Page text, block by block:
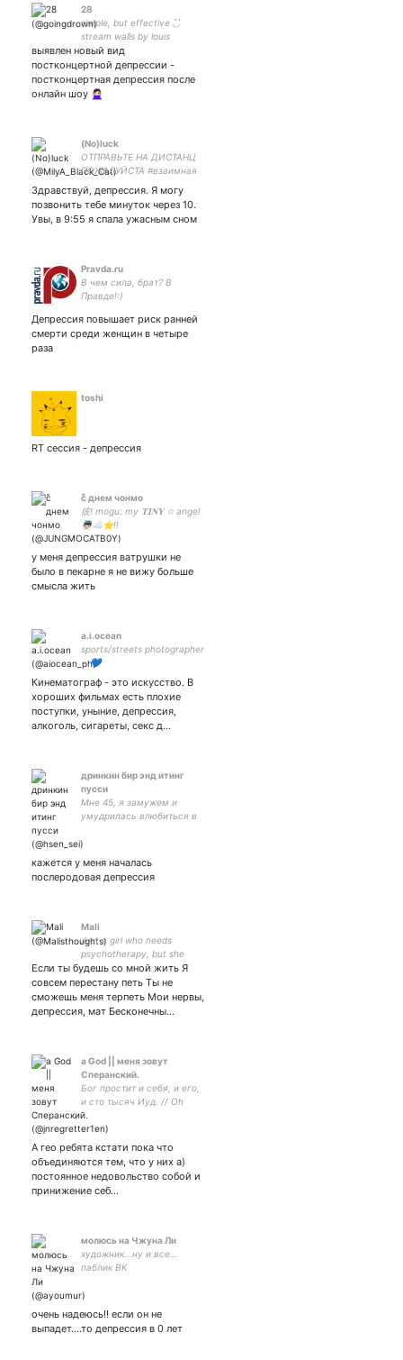
28
simple, but effective ◟̽◞̽
stream walls by louis
tomlinson
выявлен новый вид
постконцертной депрессии -
постконцертная депрессия после
онлайн шоу 🙅🏻‍♀️
(No)luck
ОТПРАВЬТЕ НА ДИСТАНЦ
ПОЖАЛУЙСТА #взаимная
закончится закрытка
Здравствуй, депрессия. Я могу
позвонить тебе минуток через 10.
Увы, в 9:55 я спала ужасным сном
Pravda.ru
В чем сила, брат? В
Правде!:)
Депрессия повышает риск ранней
смерти среди женщин в четыре
раза
toshi
RT сессия - депрессия
ًс днем чонмо
彼! mogu: my 𝐓𝐈𝐍𝐘 ✩ angel
👼🏻☁️⭐‼️
у меня депрессия ватрушки не
было в пекарне я не вижу больше
смысла жить
a.i.ocean
sports/streets photographer
~ 💙
Кинематограф - это искусство. В
хороших фильмах есть плохие
поступки, уныние, депрессия,
алкоголь, сигареты, секс д…
дринкин бир энд итинг
пусси
Мне 45, я замужем и
умудрилась влюбиться в
кажется у меня началась
послеродовая депрессия
Mali
Just a girl who needs
psychotherapy, but she
spends all her money to
survive
Если ты будешь со мной жить Я
совсем перестану петь Ты не
сможешь меня терпеть Мои нервы,
депрессия, мат Бесконечны…
a God || меня зовут
Сперанский.
Бог простит и себя, и его,
и сто тысяч Иуд. // Oh
Mondschein, keiner liebt dich
so wie ich. // やっぱりまっす
А гео ребята кстати пока что
объединяются тем, что у них а)
постоянное недовольство собой и
принижение себ…
молюсь на Чжуна Ли
художник...ну и все...
паблик ВК
очень надеюсь!! если он не
выпадет....то депрессия в 0 лет